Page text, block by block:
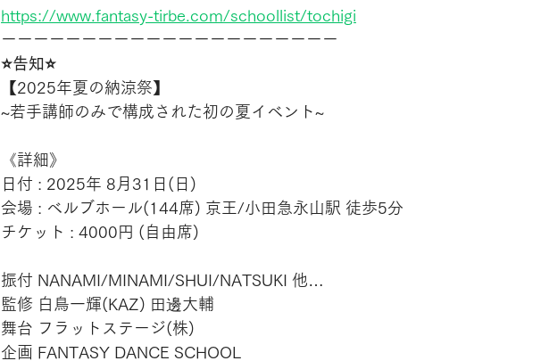
https://www.fantasy-tirbe.com/schoollist/tochigi
ーーーーーーーーーーーーーーーーーーーーー
⭐️告知⭐️
【2025年夏の納涼祭】
~若手講師のみで構成された初の夏イベント~
《詳細》
日付 : 2025年 8月31日(日)
会場 : ベルブホール(144席) 京王/小田急永山駅 徒歩5分
チケット : 4000円 (自由席)
振付 NANAMI/MINAMI/SHUI/NATSUKI 他…
監修 白鳥一輝(KAZ) 田邊大輔
舞台 フラットステージ(株)
企画 FANTASY DANCE SCHOOL